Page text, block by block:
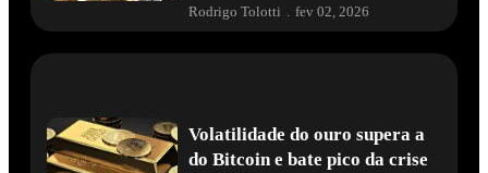
Rodrigo Tolotti . fev 02, 2026
Volatilidade do ouro supera a
do Bitcoin e bate pico da crise